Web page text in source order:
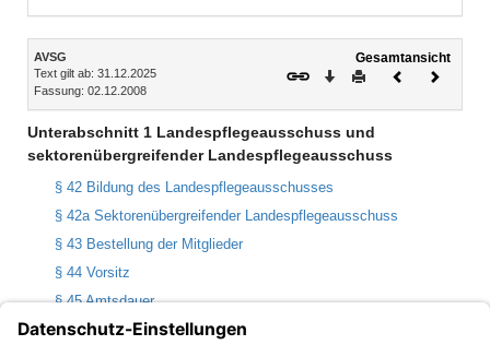
Inhalt
AVSG
Text gilt ab: 31.12.2025
Fassung: 02.12.2008
Gesamtansicht
Download
DruckenVorheriges
Unterabschnitt 1 Landespflegeausschuss und
sektorenübergreifender Landespflegeausschuss
§ 42 Bildung des Landespflegeausschusses
§ 42a Sektorenübergreifender Landespflegeausschuss
§ 43 Bestellung der Mitglieder
§ 44 Vorsitz
§ 45 Amtsdauer
§ 46 Amtsführung